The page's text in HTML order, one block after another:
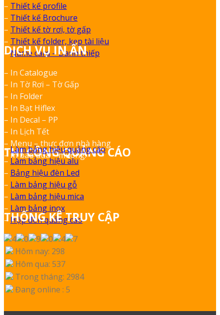
– Thiết kế profile
– Thiết kế Brochure
– Thiết kế tờ rơi, tờ gấp
– Thiết kế folder, kẹp tài liệu
–Name card – Danh thiếp
DỊCH VỤ IN ẤN
– In Catalogue
– In Tờ Rơi – Tờ Gấp
– In Folder
– In Bạt Hiflex
– In Decal – PP
– In Lịch Tết
– Menu – thực đơn nhà hàng
– In bao đũa – muỗng.
THI CÔNG QUẢNG CÁO
–Làm bảng hiệu quảng cáo
– Làm bảng hiệu alu
– Bảng hiệu đèn Led
– Làm bảng hiệu gỗ
– Làm bảng hiệu mica
– Làm bảng inox
– Hộp đèn quảng cáo
THỐNG KÊ TRUY CẬP
Hôm nay: 298
Hôm qua: 537
Trong tháng: 2984
Đang online : 5